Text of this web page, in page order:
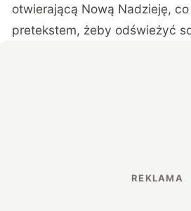
otwierającą Nową Nadzieję,
pretekstem, żeby odświeżyć